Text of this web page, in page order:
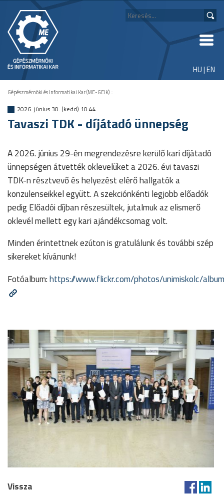
HU|EN
Gépészmérnöki és Informatikai Kar (ME-GEIK)::
2026. június 30. (kedd) 10:44
Tavaszi TDK - díjátadó ünnepség
A 2026. június 29-én megrendezésre kerülő kari díjátadó
ünnepségen átvették oklevelüket a 2026. évi tavaszi
TDK-n résztvevő és helyezést elérő hallgatók a
konzulenseikkel együtt. A szekciónkénti legjobb előadók
pedig Előadói díjban részesültek, jutalmuk az elismerő
oklevél mellett egy kari ajándékcsomag volt.
Minden érintettnek ezúton is gratulálunk és további szép
sikereket kívánunk!
Fotóalbum:https://www.flickr.com/photos/unimiskolc/
Vissza